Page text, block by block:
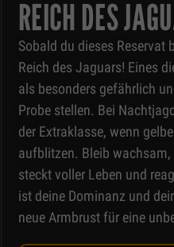
REICH DES
Sobald du dieses
Reich des Jaguars! Eines
als besonders gefährlich
Probe stellen. Bei
der Extraklasse, wenn
aufblitzen. Bleib
steckt voller Leben und
ist deine Dominanz und
neue Armbrust für eine